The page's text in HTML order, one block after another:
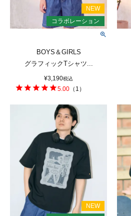
BOYS＆GIRLS
グラフィックTシャツ...
¥3,190税込
5.00 （ 1 ）